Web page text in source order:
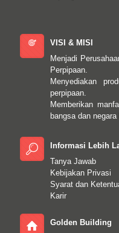
VISI & MISI
Menjadi
Perpipaan.
Menyediakan
perpipaan.
Memberikan
bangsa dan
Informasi Lebih
Tanya Jawab
Kebijakan Privasi
Syarat dan
Karir
Golden Building